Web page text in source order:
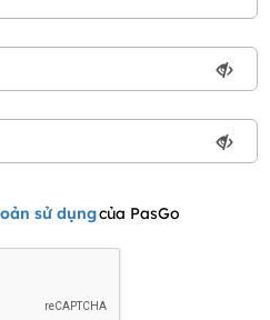
sử dụngcủa PasGo